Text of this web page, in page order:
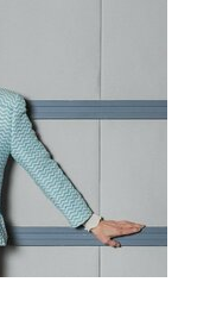
うこと
択
ステージ